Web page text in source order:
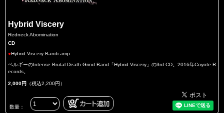
Hybrid Viscery
Redneck Abomination
CD
●Hybrid Viscery Bandcamp
ベルギーのIntense Brutal Death Grind Band「Hybrid Viscery」の3rd CD。2016年Coyote R
ecords。
2,000円 （税込2,200円）
数量：